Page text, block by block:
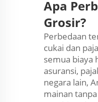
Apa
Grosir?
Perbedaan
cukai dan
semua biaya
asuransi,
negara lain,
mainan